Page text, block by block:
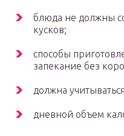
блюда не должны
кусков;
способы
запекание без
должна
дневной объем